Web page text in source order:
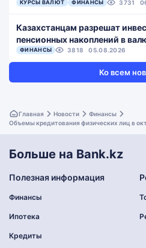
КУРСЫ ВАЛЮТ ФИНАНСЫ 3731
Казахстанцам разрешат
пенсионных накоплений в
ФИНАНСЫ 3818 05.08.2026
Ко всем
Главная Новости
Финансы
Объемы кредитования физических лиц в
Больше на Bank.kz
Полезная информация
Финансы
Ипотека
Кредиты